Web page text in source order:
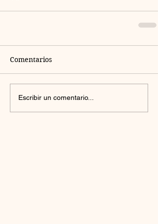
Comentarios
Escribir un comentario...